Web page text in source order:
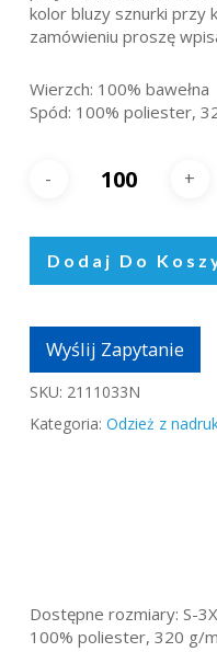
kolor bluzy sznurki przy
zamówieniu proszę
Wierzch: 100% bawełna
Spód: 100% poliester,
Dodaj Do
Wyślij Zapytanie
SKU: 2111033N
Kategoria: Odzież z
Dostępne rozmiary: S-
100% poliester, 320 g/